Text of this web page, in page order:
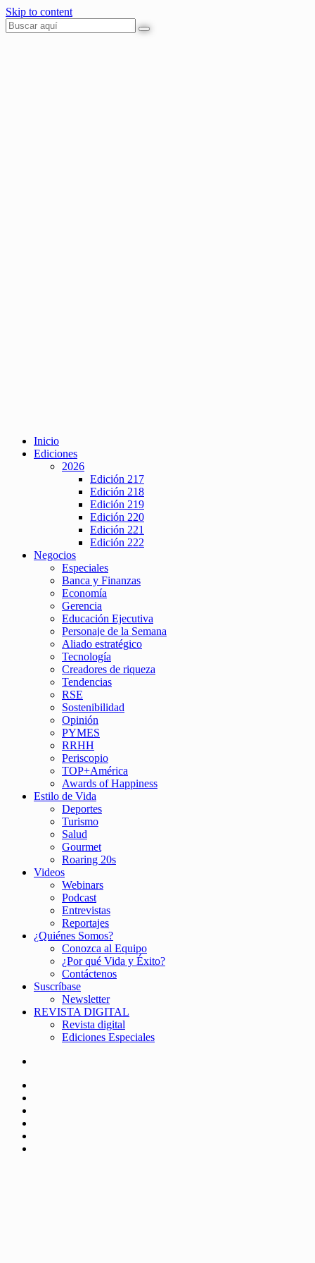
Skip to content
Inicio
Ediciones
2026
Edición 217
Edición 218
Edición 219
Edición 220
Edición 221
Edición 222
Negocios
Especiales
Banca y Finanzas
Economía
Gerencia
Educación Ejecutiva
Personaje de la Semana
Aliado estratégico
Tecnología
Creadores de riqueza
Tendencias
RSE
Sostenibilidad
Opinión
PYMES
RRHH
Periscopio
TOP+América
Awards of Happiness
Estilo de Vida
Deportes
Turismo
Salud
Gourmet
Roaring 20s
Videos
Webinars
Podcast
Entrevistas
Reportajes
¿Quiénes Somos?
Conozca al Equipo
¿Por qué Vida y Éxito?
Contáctenos
Suscríbase
Newsletter
REVISTA DIGITAL
Revista digital
Ediciones Especiales